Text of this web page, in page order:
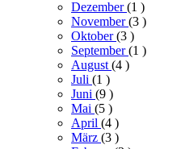
Dezember(1 )
November(3 )
Oktober(3 )
September(1 )
August (4 )
Juli (1 )
Juni (9 )
Mai (5 )
April (4 )
März (3 )